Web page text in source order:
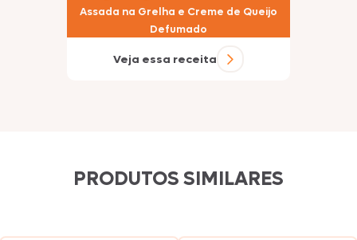
Assada na Grelha e Creme de Queijo
Defumado
Veja essa receita
PRODUTOS SIMILARES